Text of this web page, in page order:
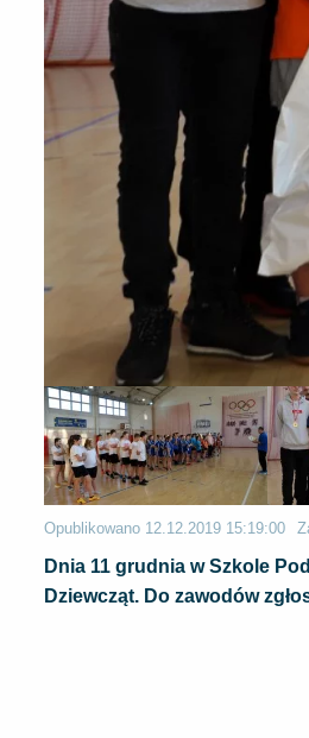
Opublikowano 12.12.2019 15:19:00
Dnia 11 grudnia w Szkole
Dziewcząt. Do zawodów